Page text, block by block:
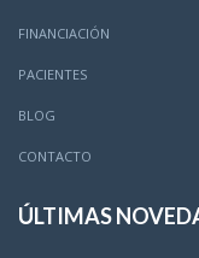
FINANCIACIÓN
PACIENTES
BLOG
CONTACTO
ÚLTIMAS